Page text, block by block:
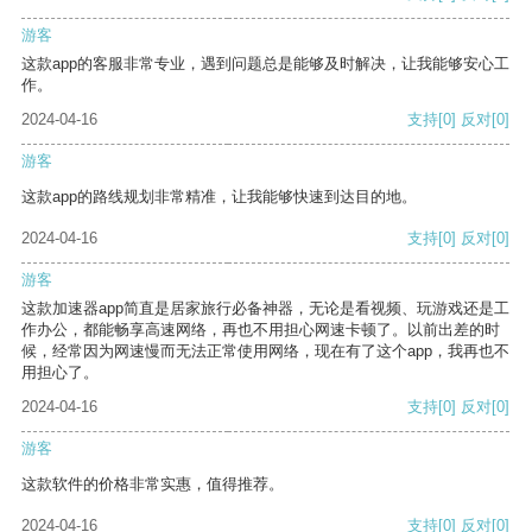
游客
这款app的客服非常专业，遇到问题总是能够及时解决，让我能够安心工
作。
2024-04-16
支持[0] 反对[0]
游客
这款app的路线规划非常精准，让我能够快速到达目的地。
2024-04-16 支持[0] 反对[0]
游客
这款加速器app简直是居家旅行必备神器，无论是看视频、玩游戏还是工
作办公，都能畅享高速网络，再也不用担心网速卡顿了。以前出差的时
候，经常因为网速慢而无法正常使用网络，现在有了这个app，我再也不
用担心了。
2024-04-16
支持[0] 反对[0]
游客
这款软件的价格非常实惠，值得推荐。
2024-04-16 支持[0] 反对[0]